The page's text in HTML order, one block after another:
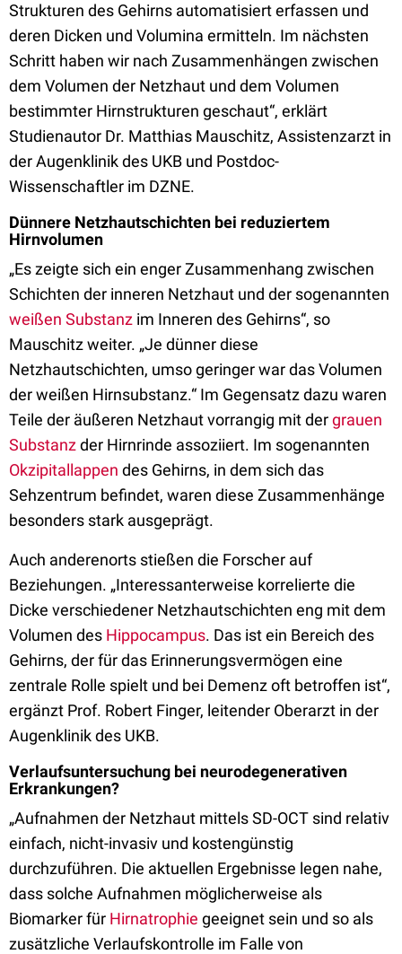
Strukturen des Gehirns automatisiert erfassen und
deren Dicken und Volumina ermitteln. Im nächsten
Schritt haben wir nach Zusammenhängen zwischen
dem Volumen der Netzhaut und dem Volumen
bestimmter Hirnstrukturen geschaut“, erklärt
Studienautor Dr. Matthias Mauschitz, Assistenzarzt in
der Augenklinik des UKB und Postdoc-
Wissenschaftler im DZNE.
Dünnere Netzhautschichten bei reduziertem
Hirnvolumen
„Es zeigte sich ein enger Zusammenhang zwischen
Schichten der inneren Netzhaut und der sogenannten
weißen Substanz im Inneren des Gehirns“, so
Mauschitz weiter. „Je dünner diese
Netzhautschichten, umso geringer war das Volumen
der weißen Hirnsubstanz.“ Im Gegensatz dazu waren
Teile der äußeren Netzhaut vorrangig mit dergrauen
Substanzder Hirnrinde assoziiert. Im sogenannten
Okzipitallappen des Gehirns, in dem sich das
Sehzentrum befindet, waren diese Zusammenhänge
besonders stark ausgeprägt.
Auch anderenorts stießen die Forscher auf
Beziehungen. „Interessanterweise korrelierte die
Dicke verschiedener Netzhautschichten eng mit dem
Volumen des Hippocampus. Das ist ein Bereich des
Gehirns, der für das Erinnerungsvermögen eine
zentrale Rolle spielt und bei Demenz oft betroffen ist“,
ergänzt Prof. Robert Finger, leitender Oberarzt in der
Augenklinik des UKB.
Verlaufsuntersuchung bei neurodegenerativen
Erkrankungen?
„Aufnahmen der Netzhaut mittels SD-OCT sind relativ
einfach, nicht-invasiv und kostengünstig
durchzuführen. Die aktuellen Ergebnisse legen nahe,
dass solche Aufnahmen möglicherweise als
Biomarker für Hirnatrophie geeignet sein und so als
zusätzliche Verlaufskontrolle im Falle von